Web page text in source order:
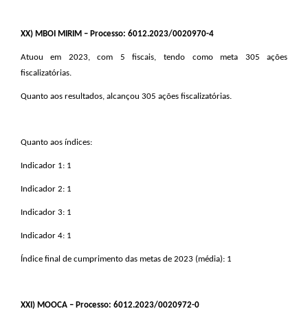
XX) MBOI MIRIM – Processo: 6012.2023/0020970-4
Atuou em 2023, com 5 fiscais, tendo como meta 305 ações
fiscalizatórias.
Quanto aos resultados, alcançou 305 ações fiscalizatórias.
Quanto aos índices:
Indicador 1: 1
Indicador 2: 1
Indicador 3: 1
Indicador 4: 1
Índice final de cumprimento das metas de 2023 (média): 1
XXI ) MOOCA – Processo: 6012.2023/0020972-0